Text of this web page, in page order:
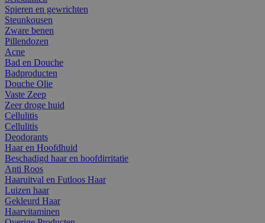
Spieren en gewrichten
Steunkousen
Zware benen
Pillendozen
Acne
Bad en Douche
Badproducten
Douche Olie
Vaste Zeep
Zeer droge huid
Cellulitis
Cellulitis
Deodorants
Haar en Hoofdhuid
Beschadigd haar en hoofdirritatie
Anti Roos
Haaruitval en Futloos Haar
Luizen haar
Gekleurd Haar
Haarvitaminen